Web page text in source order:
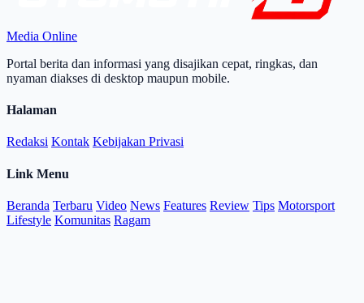
Media Online
Portal berita dan informasi yang disajikan cepat, ringkas, dan
nyaman diakses di desktop maupun mobile.
Halaman
Redaksi Kontak Kebijakan Privasi
Link Menu
Beranda Terbaru Video News Features Review Tips Motorsport
Lifestyle Komunitas Ragam